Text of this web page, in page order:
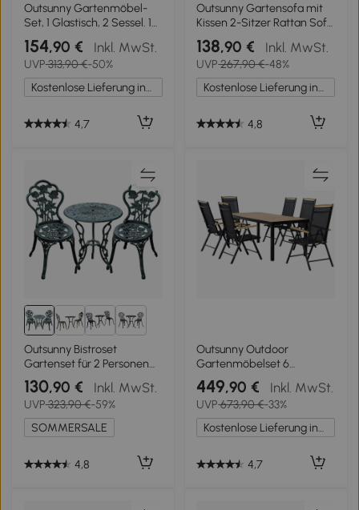
Outsunny Gartenmöbel-
Set, 1 Glastisch, 2 Sessel. 1
Sofa, wetterbeständig,114
cm x 70 cm x 67 cm,
Grau+Beige
154,90 € Inkl. MwSt.
UVP313,90 €-50%
Kostenlose Lieferung innerhalb Deutschlands
4,7
Outsunny Gartensofa mit
Kissen 2-Sitzer Rattan Sofa
Lounge Sofa Outdoor
Balkon Sofa 112 x 72 x 76
cm Grau
138,90 € Inkl. MwSt.
UVP267,90 €-48%
Kostenlose Lieferung innerhalb Deutschlands
4,8
Outsunny Bistroset
Gartenset für 2 Personen
Balkonmöbel Set
Gussaluminium Antik Grün
130,90 € Inkl. MwSt.
UVP323,90 €-59%
SOMMERSALE
4,8
Outsunny Outdoor
Gartenmöbelset 6
Personen,
Aluminiumrahmen, 190 cm
Tisch, 6 klappbare und
verstellbare Stühle,
Schwarz
449,90 € Inkl. MwSt.
UVP673,90 €-33%
Kostenlose Lieferung innerhalb Deutschlands
4,7